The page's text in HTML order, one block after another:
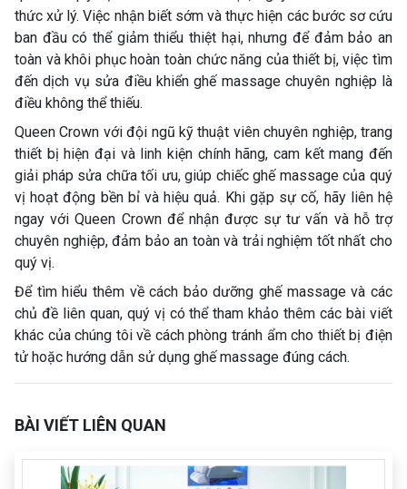
thức xử lý. Việc nhận biết sớm và thực hiện các bước sơ cứu
ban đầu có thể giảm thiểu thiệt hại, nhưng để đảm bảo an
toàn và khôi phục hoàn toàn chức năng của thiết bị, việc tìm
đến dịch vụ sửa điều khiển ghế massage chuyên nghiệp là
điều không thể thiếu.
Queen Crown với đội ngũ kỹ thuật viên chuyên nghiệp, trang
thiết bị hiện đại và linh kiện chính hãng, cam kết mang đến
giải pháp sửa chữa tối ưu, giúp chiếc ghế massage của quý
vị hoạt động bền bỉ và hiệu quả. Khi gặp sự cố, hãy liên hệ
ngay với Queen Crown để nhận được sự tư vấn và hỗ trợ
chuyên nghiệp, đảm bảo an toàn và trải nghiệm tốt nhất cho
quý vị.
Để tìm hiểu thêm về cách bảo dưỡng ghế massage và các
chủ đề liên quan, quý vị có thể tham khảo thêm các bài viết
khác của chúng tôi về cách phòng tránh ẩm cho thiết bị điện
tử hoặc hướng dẫn sử dụng ghế massage đúng cách.
BÀI VIẾT LIÊN QUAN